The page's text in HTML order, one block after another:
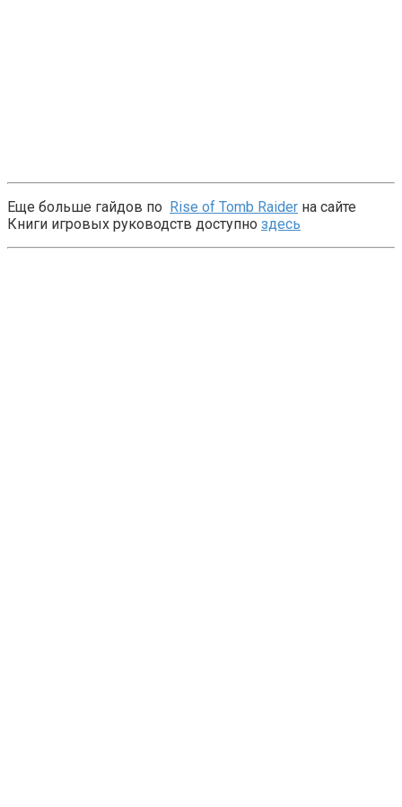
Еще больше гайдов по Rise of Tomb Raider на сайте
Книги игровых руководств доступно здесь